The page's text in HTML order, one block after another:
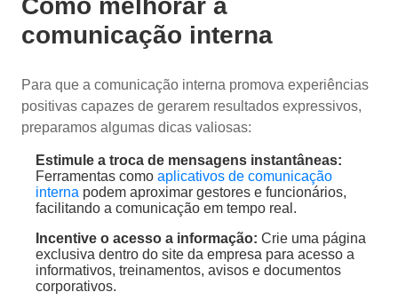
Como melhorar a
comunicação interna
Para que a comunicação interna promova experiências
positivas capazes de gerarem resultados expressivos,
preparamos algumas dicas valiosas:
Estimule a troca de mensagens instantâneas:
Ferramentas como aplicativos de comunicação
interna podem aproximar gestores e funcionários,
facilitando a comunicação em tempo real.
Incentive o acesso a informação: Crie uma página
exclusiva dentro do site da empresa para acesso a
informativos, treinamentos, avisos e documentos
corporativos.